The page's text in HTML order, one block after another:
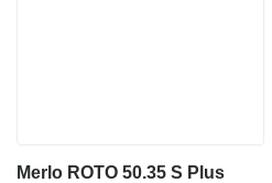
Merlo ROTO 50.35 S Plus